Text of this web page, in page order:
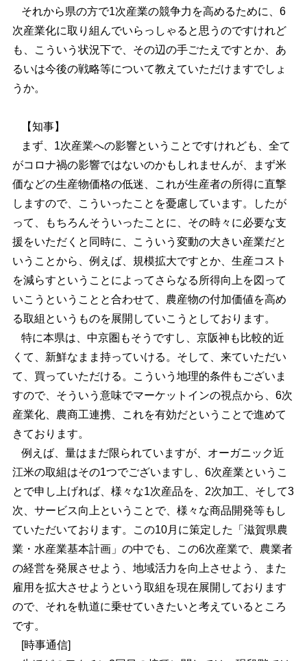
それから県の方で1次産業の競争力を高めるために、6
次産業化に取り組んでいらっしゃると思うのですけれど
も、こういう状況下で、その辺の手ごたえですとか、あ
るいは今後の戦略等について教えていただけますでしょ
うか。
【知事】
まず、1次産業への影響ということですけれども、全て
がコロナ禍の影響ではないのかもしれませんが、まず米
価などの生産物価格の低迷、これが生産者の所得に直撃
しますので、こういったことを憂慮しています。したが
って、もちろんそういったことに、その時々に必要な支
援をいただくと同時に、こういう変動の大きい産業だと
いうことから、例えば、規模拡大ですとか、生産コスト
を減らすということによってさらなる所得向上を図って
いこうということと合わせて、農産物の付加価値を高め
る取組というものを展開していこうとしております。
特に本県は、中京圏もそうですし、京阪神も比較的近
くて、新鮮なまま持っていける。そして、来ていただい
て、買っていただける。こういう地理的条件もございま
すので、そういう意味でマーケットインの視点から、6次
産業化、農商工連携、これを有効だということで進めて
きております。
例えば、量はまだ限られていますが、オーガニック近
江米の取組はその1つでございますし、6次産業というこ
とで申し上げれば、様々な1次産品を、2次加工、そして3
次、サービス向上ということで、様々な商品開発等もし
ていただいております。この10月に策定した「滋賀県農
業・水産業基本計画」の中でも、この6次産業で、農業者
の経営を発展させよう、地域活力を向上させよう、また
雇用を拡大させようという取組を現在展開しております
ので、それを軌道に乗せていきたいと考えているところ
です。
[時事通信]